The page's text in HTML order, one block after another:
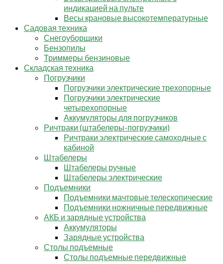
индикацией на пульте
Весы крановые высокотемпературные
Садовая техника
Снегоуборщики
Бензопилы
Триммеры бензиновые
Складская техника
Погрузчики
Погрузчики электрические трехопорные
Погрузчики электрические
четырехопорные
Аккумуляторы для погрузчиков
Ричтраки (штабелеры-погрузчики)
Ричтраки электрические самоходные с
кабиной
Штабелеры
Штабелеры ручные
Штабелеры электрические
Подъемники
Подъемники мачтовые телескопические
Подъемники ножничные передвижные
АКБ и зарядные устройства
Аккумуляторы
Зарядные устройства
Столы подъемные
Столы подъемные передвижные